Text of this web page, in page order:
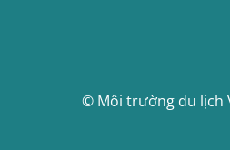
© Môi trường du lịch